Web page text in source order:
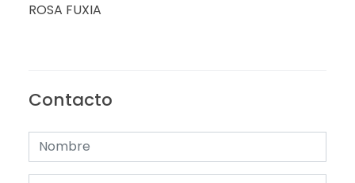
ROSA FUXIA
Contacto